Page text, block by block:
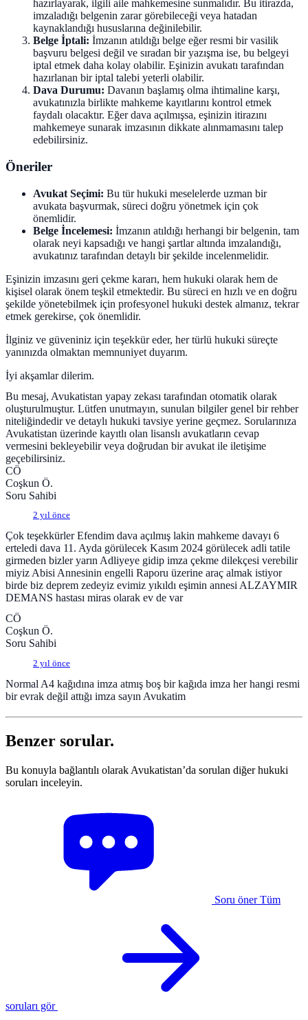
hazırlayarak, ilgili aile mahkemesine sunmalıdır. Bu itirazda,
imzaladığı belgenin zarar görebileceği veya hatadan
kaynaklandığı hususlarına değinilebilir.
Belge İptali: İmzanın atıldığı belge eğer resmi bir vasilik
başvuru belgesi değil ve sıradan bir yazışma ise, bu belgeyi
iptal etmek daha kolay olabilir. Eşinizin avukatı tarafından
hazırlanan bir iptal talebi yeterli olabilir.
Dava Durumu: Davanın başlamış olma ihtimaline karşı,
avukatınızla birlikte mahkeme kayıtlarını kontrol etmek
faydalı olacaktır. Eğer dava açılmışsa, eşinizin itirazını
mahkemeye sunarak imzasının dikkate alınmamasını talep
edebilirsiniz.
Öneriler
Avukat Seçimi: Bu tür hukuki meselelerde uzman bir
avukata başvurmak, süreci doğru yönetmek için çok
önemlidir.
Belge İncelemesi: İmzanın atıldığı herhangi bir belgenin, tam
olarak neyi kapsadığı ve hangi şartlar altında imzalandığı,
avukatınız tarafından detaylı bir şekilde incelenmelidir.
Eşinizin imzasını geri çekme kararı, hem hukuki olarak hem de
kişisel olarak önem teşkil etmektedir. Bu süreci en hızlı ve en doğru
şekilde yönetebilmek için profesyonel hukuki destek almanız, tekrar
etmek gerekirse, çok önemlidir.
İlginiz ve güveniniz için teşekkür eder, her türlü hukuki süreçte
yanınızda olmaktan memnuniyet duyarım.
İyi akşamlar dilerim.
Bu mesaj, Avukatistan yapay zekası tarafından otomatik olarak
oluşturulmuştur. Lütfen unutmayın, sunulan bilgiler genel bir rehber
niteliğindedir ve detaylı hukuki tavsiye yerine geçmez. Sorularınıza
Avukatistan üzerinde kayıtlı olan lisanslı avukatların cevap
vermesini bekleyebilir veya doğrudan bir avukat ile iletişime
geçebilirsiniz.
CÖ
Coşkun Ö.
Soru Sahibi
2 yıl önce
Çok teşekkürler Efendim dava açılmış lakin mahkeme davayı 6
erteledi dava 11. Ayda görülecek Kasım 2024 görülecek adli tatile
girmeden bizler yarın Adliyeye gidip imza çekme dilekçesi verebilir
miyiz Abisi Annesinin engelli Raporu üzerine araç almak istiyor
birde biz deprem zedeyiz evimiz yıkıldı eşimin annesi ALZAYMIR
DEMANS hastası miras olarak ev de var
CÖ
Coşkun Ö.
Soru Sahibi
2 yıl önce
Normal A4 kağıdına imza atmış boş bir kağıda imza her hangi resmi
bir evrak değil attığı imza sayın Avukatim
Benzer sorular.
Bu konuyla bağlantılı olarak Avukatistan’da sorulan diğer hukuki
soruları inceleyin.
Soru öner Tüm
soruları gör